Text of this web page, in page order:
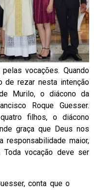
vocações. Quando
de rezar nesta intenção
Murilo, o diácono da
Roque Guesser.
filhos, o diácono
graça que Deus nos
responsabilidade maior,
Toda vocação deve ser
conta que o